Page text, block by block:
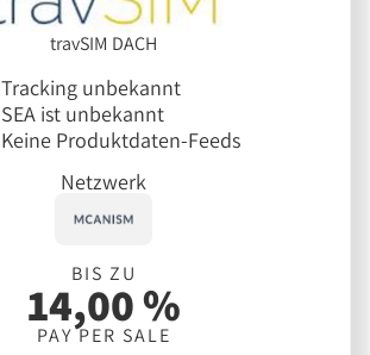
travSIM DACH
Tracking unbekannt
SEA ist unbekannt
Keine Produktdaten-Feeds
Netzwerk
BIS ZU
14,00 %
PAY PER SALE